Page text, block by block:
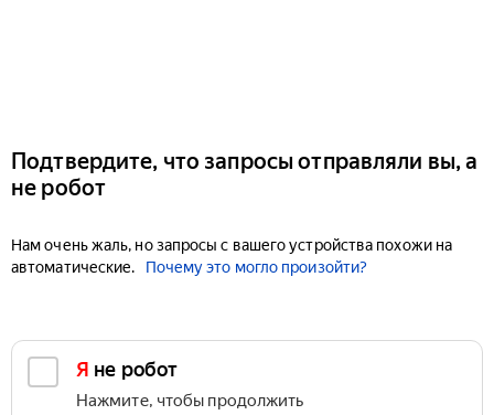
Подтвердите, что запросы отправляли вы, а
не робот
Нам очень жаль, но запросы с вашего устройства похожи на
автоматические.
Почему это могло произойти?
Я не робот
Нажмите, чтобы продолжить